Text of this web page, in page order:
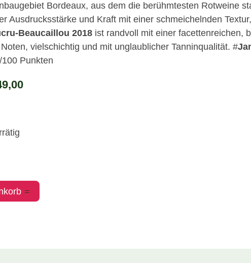
Bordeaux, aus dem die berühmtesten Rotweine
Ausdrucksstärke und Kraft mit einer schmeichelnden
Beaucaillou 2018ist randvoll mit einer facettenreichen,
vielschichtig und mit unglaublicher Tanninqualität. #
100 Punkten
Aktueller